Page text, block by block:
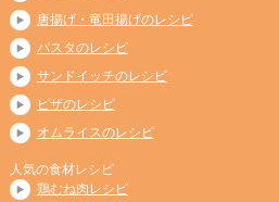
唐揚げ・竜田揚げのレシピ
パスタのレシピ
サンドイッチのレシピ
ピザのレシピ
オムライスのレシピ
人気の食材レシピ
鶏むね肉レシピ